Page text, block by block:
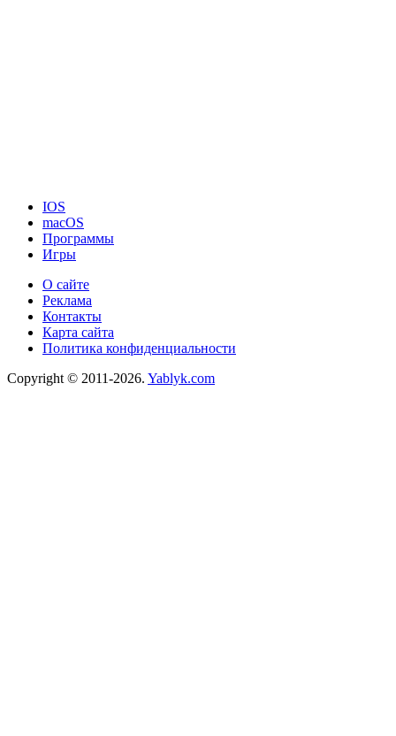
IOS
macOS
Программы
Игры
О сайте
Реклама
Контакты
Карта сайта
Политика конфиденциальности
Copyright © 2011-2026. Yablyk.сom